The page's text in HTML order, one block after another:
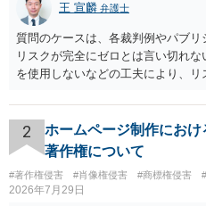
王 宣麟 弁護士
質問のケースは、各裁判例やパブ
リスクが完全にゼロとは言い切れ
を使用しないなどの工夫により、
推測できる」という点は、裁判で
利用を目的とする」と判断される
です。 また、広告収益の有無は、
性がありますが、決定的要因では
成否は、主に「専ら顧客吸引力の
断されます。広告収益があること
2
ホームページ制作にお
著作権について
#著作権侵害 #肖像権侵害 #商標権侵害
2026年7月29日